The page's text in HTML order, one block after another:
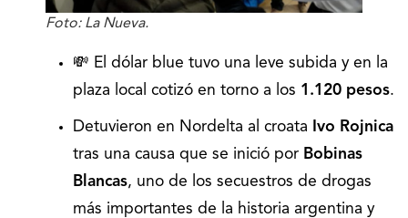
Foto: La Nueva.
💸 El dólar blue tuvo una leve subida y en la
plaza local cotizó en torno a los 1.120 pesos.
Detuvieron en Nordelta al croata
Ivo Rojnica
tras una causa que se inició por Bobinas
Blancas, uno de los secuestros de drogas
más importantes de la historia argentina y